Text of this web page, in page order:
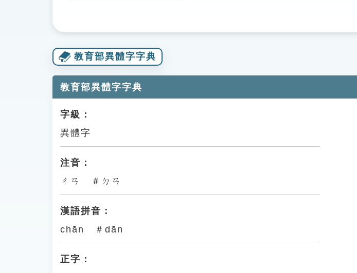
教育部異體字字典
教育部異體字字典
字級：
異體字
注音：
ㄔㄢ ＃ㄉㄢ
漢語拼音：
chān ＃dān
正字：